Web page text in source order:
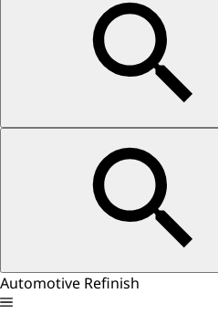
Automotive Refinish